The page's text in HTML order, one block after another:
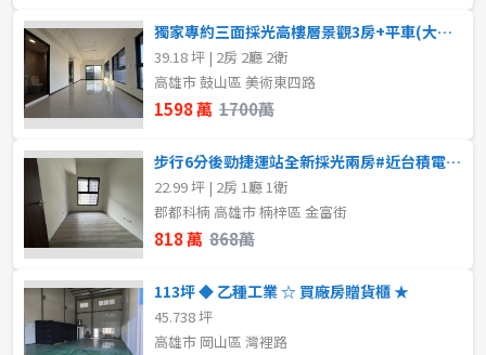
獨家專約三面採光高樓層景觀3房+平車(大降價)
39.18 坪 | 2房 2廳 2衛
高雄市 鼓山區 美術東四路
1598 萬 1700萬
步行6分後勁捷運站全新採光兩房#近台積電園區
22.99 坪 | 2房 1廳 1衛
郡都科楠 高雄市 楠梓區 金富街
818 萬 868萬
113坪 ◆ 乙種工業 ☆ 買廠房贈貨櫃 ★
45.738 坪
高雄市 岡山區 灣裡路